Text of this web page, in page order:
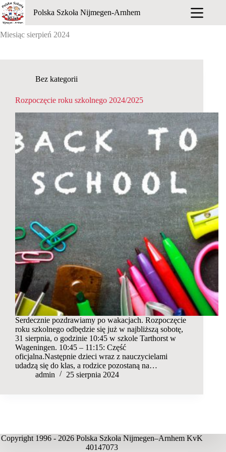
Przejdź
do
treści
Polska Szkoła Nijmegen-Arnhem
Miesiąc sierpień 2024
Bez kategorii
Rozpoczęcie roku szkolnego 2024/2025
Serdecznie pozdrawiamy po wakacjach. Rozpoczęcie
roku szkolnego odbędzie się już w najbliższą sobotę,
31 sierpnia, o godzinie 10:45 w szkole Tarthorst w
Wageningen. 10:45 – 11:15: Część
oficjalna.Następnie dzieci wraz z nauczycielami
udadzą się do klas, a rodzice pozostaną na…
admin
25 sierpnia 2024
Copyright 1996 - 2026 Polska Szkoła Nijmegen–Arnhem KvK
40147073